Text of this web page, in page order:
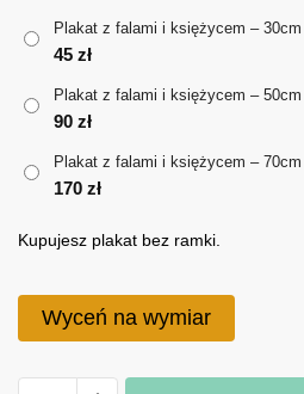
Plakat z falami i księżycem –
45 zł
Plakat z falami i księżycem –
90 zł
Plakat z falami i księżycem –
170 zł
Kupujesz plakat bez ramki.
Wyceń na wymiar